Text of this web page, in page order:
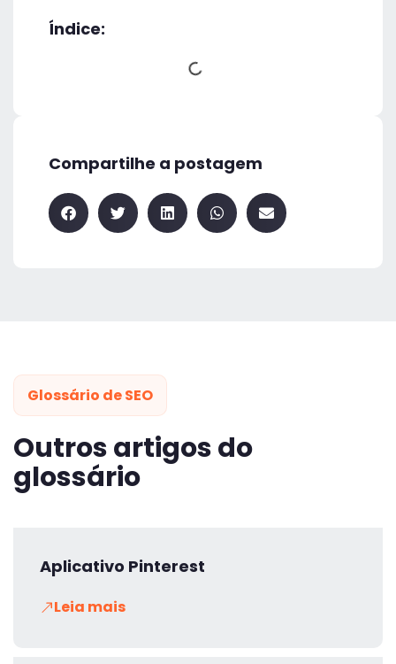
Índice:
Compartilhe a postagem
Glossário de SEO
Outros artigos do
glossário
Aplicativo Pinterest
Leia mais